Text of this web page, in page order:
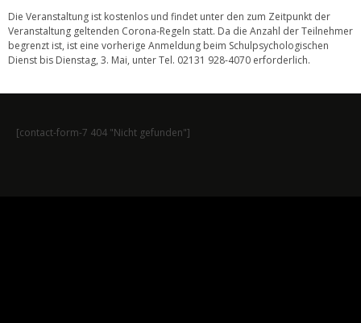
Die Veranstaltung ist kostenlos und findet unter den zum Zeitpunkt der
Veranstaltung geltenden Corona-Regeln statt. Da die Anzahl der Teilnehmer
begrenzt ist, ist eine vorherige Anmeldung beim Schulpsychologischen
Dienst bis Dienstag, 3. Mai, unter Tel. 02131 928-4070 erforderlich.
[contact-form-7 404 "Nicht gefunden"]